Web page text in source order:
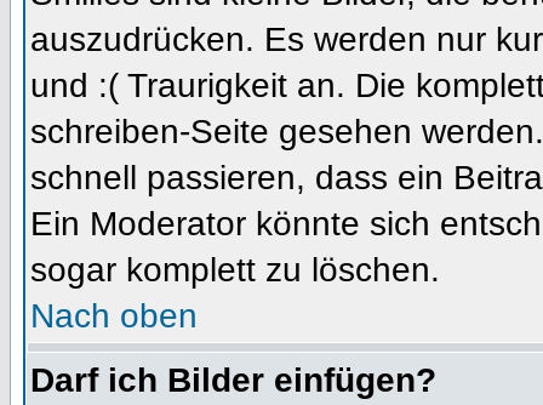
auszudrücken. Es werden nur
und :( Traurigkeit an. Die
schreiben-Seite gesehen
schnell passieren, dass ein
Ein Moderator könnte sich
sogar komplett zu löschen.
Nach oben
Darf ich Bilder einfügen?